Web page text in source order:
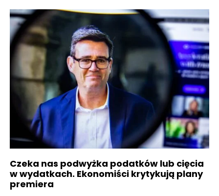
Czeka nas podwyżka podatków lub cięcia
w wydatkach. Ekonomiści krytykują plany
premiera